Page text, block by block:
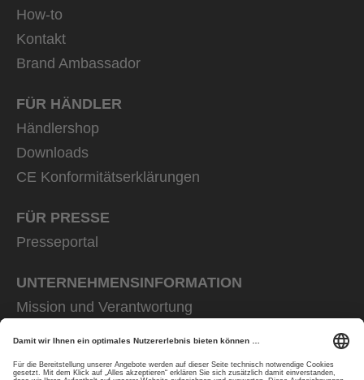
How-to
Kontakt
Brand Ambassador
FÜR HÄNDLER
Händlershop
Downloads
CE Konformitätserklärungen
FÜR PRESSE
Presseportal
UNTERNEHMENS­INFORMATION
Mission und Verantwortung